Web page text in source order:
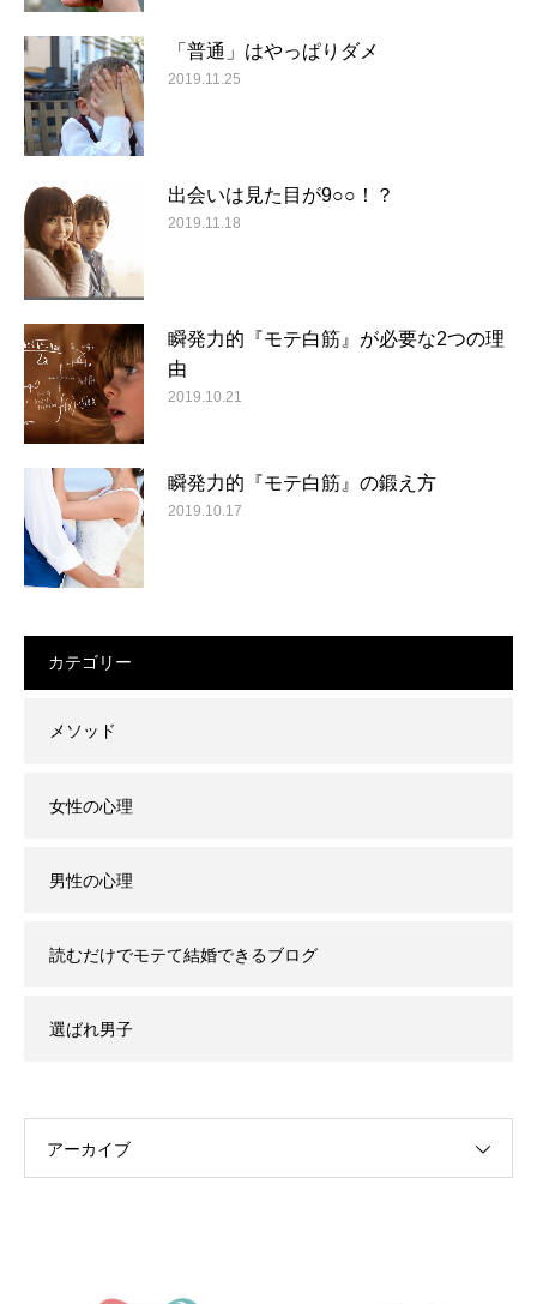
「普通」はやっぱりダメ
2019.11.25
出会いは見た目が9○○！？
2019.11.18
瞬発力的『モテ白筋』が必要な2つの理
由
2019.10.21
瞬発力的『モテ白筋』の鍛え方
2019.10.17
カテゴリー
メソッド
女性の心理
男性の心理
読むだけでモテて結婚できるブログ
選ばれ男子
アーカイブ